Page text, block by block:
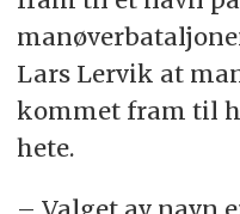
Lars Lervik at
kommet fram til
hete.